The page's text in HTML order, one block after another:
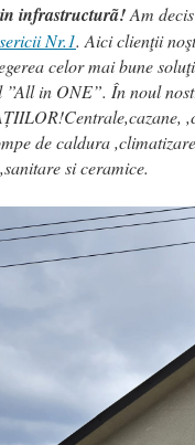
infrastructurã!Am
Nr.1. Aici clienţii
celor mai bune
”All in ONE”. În noul
de caldura
si ceramice.